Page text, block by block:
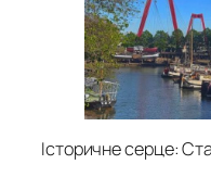
Історичне серце: